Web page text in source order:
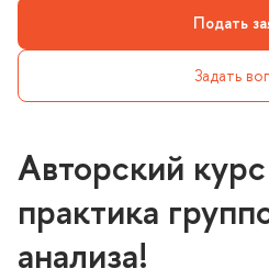
Подать
Задать
Авторский
практика
анализа!